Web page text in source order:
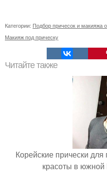
Категории: Подбор причесок и макияжа
Макияж под прическу
Читайте также
Корейские прически
красоты в